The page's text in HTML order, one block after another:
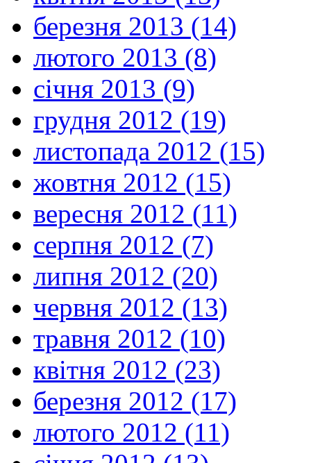
березня 2013 (14)
лютого 2013 (8)
січня 2013 (9)
грудня 2012 (19)
листопада 2012 (15)
жовтня 2012 (15)
вересня 2012 (11)
серпня 2012 (7)
липня 2012 (20)
червня 2012 (13)
травня 2012 (10)
квітня 2012 (23)
березня 2012 (17)
лютого 2012 (11)